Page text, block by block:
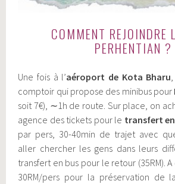
COMMENT REJOINDRE
PERHENTIAN ?
Une fois à l’aéroport de Kota Bharu
comptoir qui propose des minibus pour
soit 7€), ∼1h de route. Sur place, on
agence des tickets pour le transfert
par pers, 30-40min de trajet avec
aller chercher les gens dans leurs
transfert en bus pour le retour (35RM). A
30RM/pers pour la préservation de